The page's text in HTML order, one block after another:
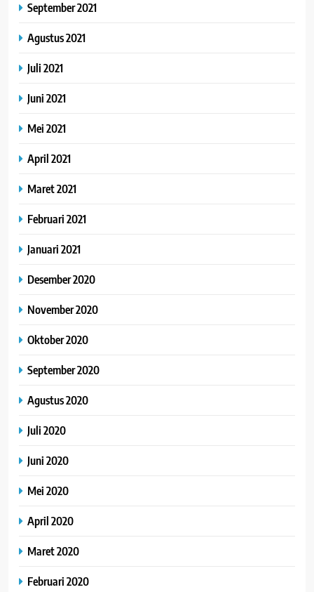
September 2021
Agustus 2021
Juli 2021
Juni 2021
Mei 2021
April 2021
Maret 2021
Februari 2021
Januari 2021
Desember 2020
November 2020
Oktober 2020
September 2020
Agustus 2020
Juli 2020
Juni 2020
Mei 2020
April 2020
Maret 2020
Februari 2020